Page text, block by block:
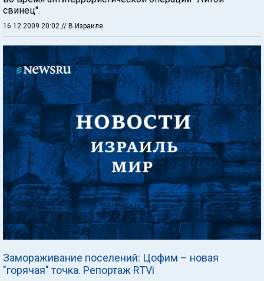
свинец".
16.12.2009 20:02 // В Израиле
Замораживание поселений: Цофим – новая
"горячая" точка. Репортаж RTVi